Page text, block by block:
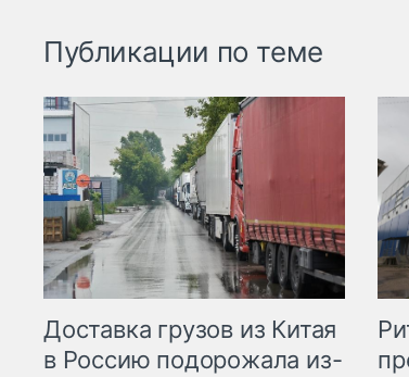
Публикации по теме
Доставка грузов из Китая
в Россию подорожала из-